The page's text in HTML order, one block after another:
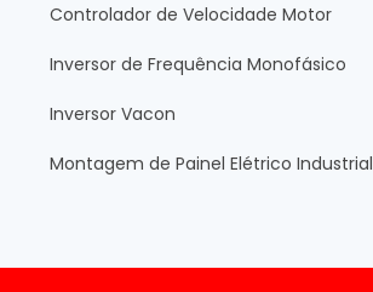
Controlador de Velocidade Motor
Inversor de Frequência Monofásico
Inversor Vacon
Montagem de Painel Elétrico Industrial